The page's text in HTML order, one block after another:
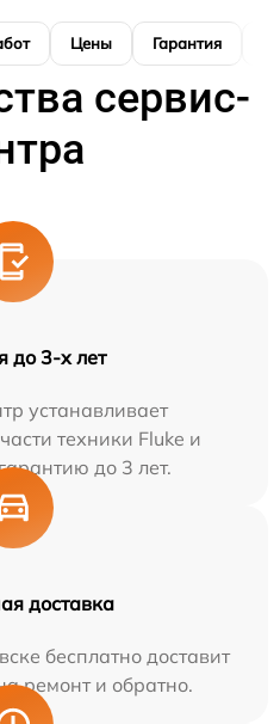
Цены Гарантия
сервис-
до 3-х лет
устанавливает
техники Fluke и
до 3 лет.
доставка
бесплатно доставит
ремонт и обратно.